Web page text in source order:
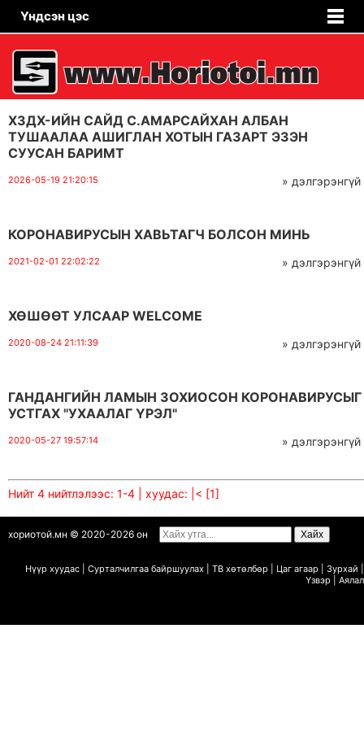
Үндсэн цэс
ХЗДХ-ИЙН САЙД С.АМАРСАЙХАН АЛБАН
ТУШААЛАА АШИГЛАН ХОТЫН ГАЗАРТ ЭЗЭН
СУУСАН БАРИМТ
2026-05-19 21:20:15 » дэлгэрэнгүй
КОРОНАВИРУСЫН ХАВЬТАГЧ БОЛСОН МИНЬ
2021-02-01 22:02:22 » дэлгэрэнгүй
ХӨШӨӨТ УЛСААР WELCOME
2020-08-24 21:11:39 » дэлгэрэнгүй
ГАНДАНГИЙН ЛАМЫН ЗОХИОСОН КОРОНАВИРУСЫГ
УСТГАХ "УХААЛАГ ҮРЭЛ"
2020-05-27 19:57:14 » дэлгэрэнгүй
Нийт 4 нийтлэлээс: 1-4 | хуудас: |< [1]
хориотой.мн © 2020-2026 он
Нүүр хуудас Сурталчилгаа байршуулах ТВ хөтөлбөр Цаг агаар Зурхай
Үзвэр Аялал